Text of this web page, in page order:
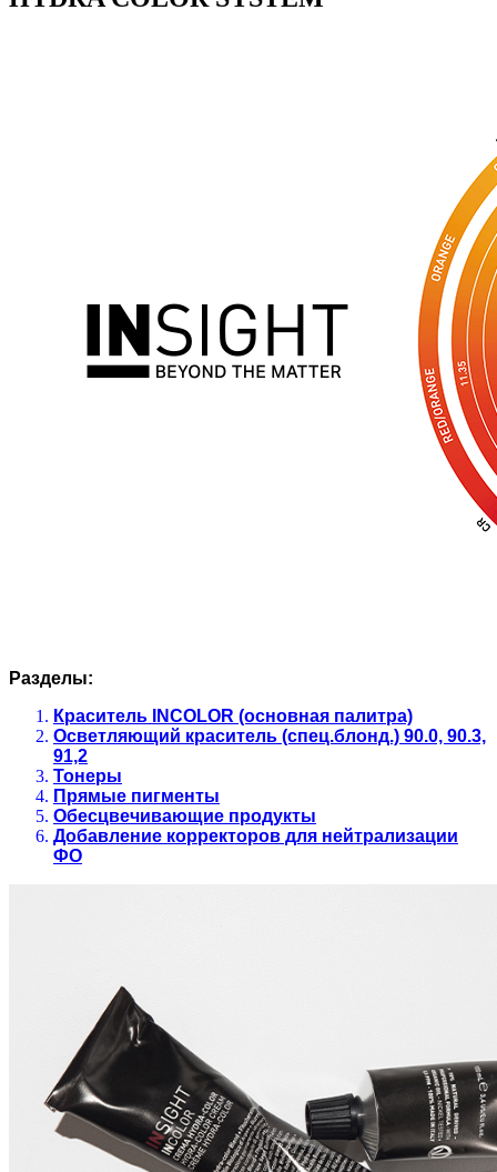
Разделы:
Краситель INCOLOR (основная палитра)
Осветляющий краситель (спец.блонд.) 90.0, 90.3,
91,2
Тонеры
Прямые пигменты
Обесцвечивающие продукты
Добавление корректоров для нейтрализации
ФО